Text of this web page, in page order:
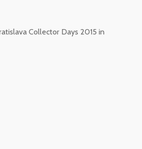
Collector Days 2015 in